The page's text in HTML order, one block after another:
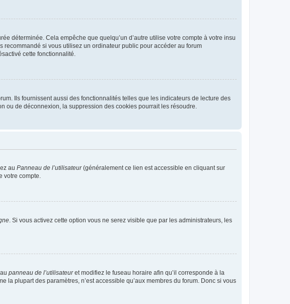
déterminée. Cela empêche que quelqu’un d’autre utilise votre compte à votre insu
recommandé si vous utilisez un ordinateur public pour accéder au forum
cette fonctionnalité.
Ils fournissent aussi des fonctionnalités telles que les indicateurs de lecture des
ou de déconnexion, la suppression des cookies pourrait les résoudre.
au Panneau de l’utilisateur(généralement ce lien est accessible en cliquant sur
votre compte.
. Si vous activez cette option vous ne serez visible que par les administrateurs, les
panneau de l’utilisateuret modifiez le fuseau horaire afin qu’il corresponde à la
la plupart des paramètres, n’est accessible qu’aux membres du forum. Donc si vous